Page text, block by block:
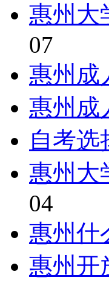
惠州大
07
惠州成
惠州成
自考选
惠州大
04
惠州什
惠州开